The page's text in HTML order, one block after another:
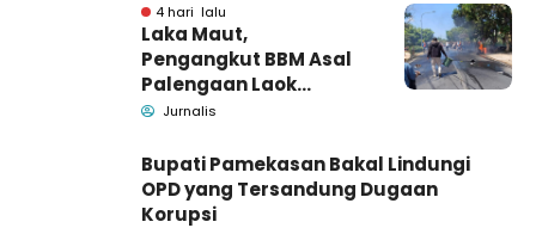
4 hari lalu
Laka Maut,
Pengangkut BBM Asal
Palengaan Laok
Pamekasan Meninggal
Jurnalis
Bupati Pamekasan Bakal Lindungi
OPD yang Tersandung Dugaan
Korupsi